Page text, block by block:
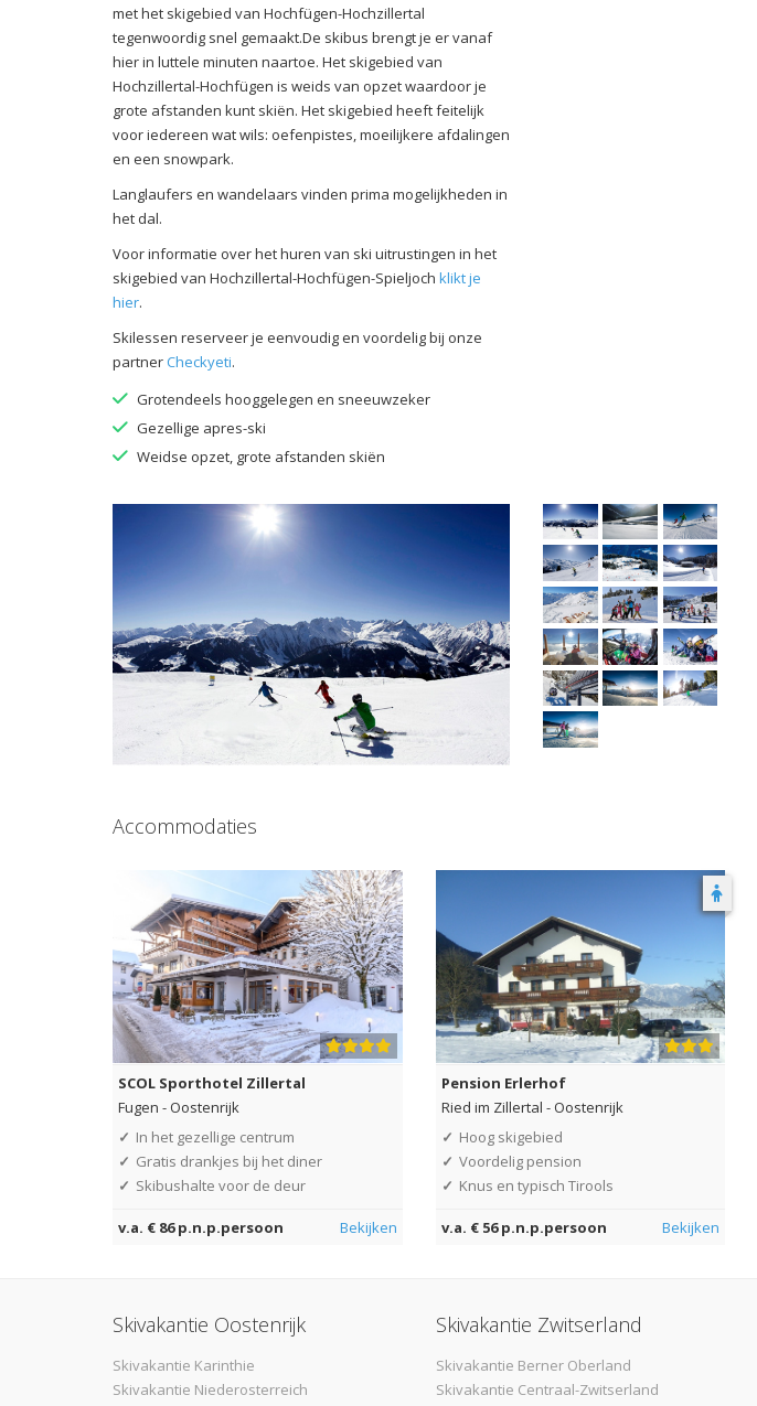
met het skigebied van Hochfügen-Hochzillertal
tegenwoordig snel gemaakt.De skibus brengt je er vanaf
hier in luttele minuten naartoe. Het skigebied van
Hochzillertal-Hochfügen is weids van opzet waardoor je
grote afstanden kunt skiën. Het skigebied heeft feitelijk
voor iedereen wat wils: oefenpistes, moeilijkere afdalingen
en een snowpark.
Langlaufers en wandelaars vinden prima mogelijkheden in
het dal.
Voor informatie over het huren van ski uitrustingen in het
skigebied van Hochzillertal-Hochfügen-Spieljoch klikt je
hier.
Skilessen reserveer je eenvoudig en voordelig bij onze
partnerCheckyeti.
Grotendeels hooggelegen en sneeuwzeker
Gezellige apres-ski
Weidse opzet, grote afstanden skiën
Accommodaties
SCOL Sporthotel Zillertal
Fugen -Oostenrijk
✓ In het gezellige centrum
✓ Gratis drankjes bij het diner
✓ Skibushalte voor de deur
v.a. € 86 p.n.p.persoon Bekijken
Pension Erlerhof
Ried im Zillertal -Oostenrijk
✓ Hoog skigebied
✓ Voordelig pension
✓ Knus en typisch Tirools
v.a. € 56 p.n.p.persoon Bekijken
Skivakantie Oostenrijk
Skivakantie Karinthie
Skivakantie Niederosterreich
Skivakantie Zwitserland
Skivakantie Berner Oberland
Skivakantie Centraal-Zwitserland